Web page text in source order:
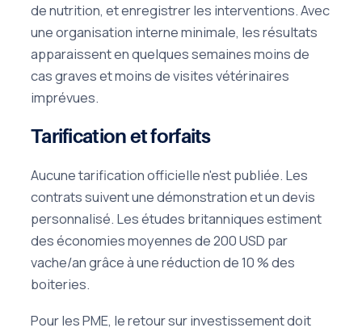
de nutrition, et enregistrer les interventions. Avec
une organisation interne minimale, les résultats
apparaissent en quelques semaines moins de
cas graves et moins de visites vétérinaires
imprévues.
Tarification et forfaits
Aucune tarification officielle n'est publiée. Les
contrats suivent une démonstration et un devis
personnalisé. Les études britanniques estiment
des économies moyennes de 200 USD par
vache/an grâce à une réduction de 10 % des
boiteries.
Pour les PME, le retour sur investissement doit